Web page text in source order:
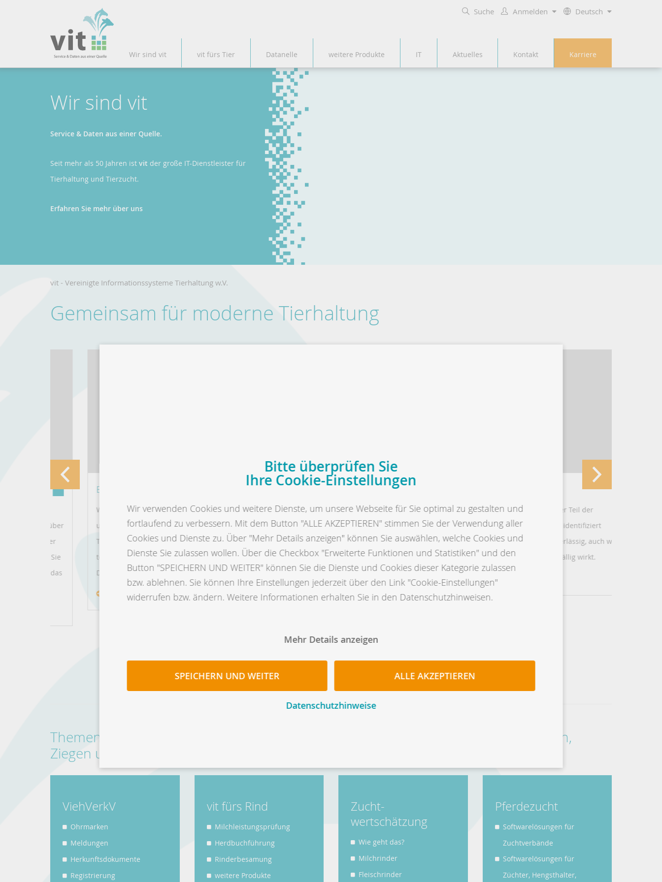
Suche Anmelden Deutsch
Wir sind vit vit fürs Tier Datanelle weitere Produkte IT Aktuelles Kontakt Karriere
Wir sind vit
Service & Daten aus einer Quelle.
Seit mehr als 50 Jahren ist vit der große IT-Dienstleister für
Tierhaltung und Tierzucht.
Erfahren Sie mehr über uns
vit - Vereinigte Informationssysteme Tierhaltung w.V.
Gemeinsam für moderne Tierhaltung
Bewirb Dich jetzt!
Wir sind tierisch innovativ. Digitalisieren ist
unsere Leidenschaft. Wir verbinden
Tierhaltung mit IT. Daran willst auch Du
teilhaben? Dann komm vorbei und bewirb
Dich bei uns!
Mehr erfahren
Ergebnisse der
Zuchtwertschätzung
Hier finden Sie die Ergebnisse der aktuellen
Zuchtwertschätzung.
Mehr erfahren
Der Ketose-Check ist direkter Teil der
Milchleistungsprüfung und identifiziert
Risikotiere schnell und zuverlässig, auch wenn
äußerlich noch alles unauffällig wirkt.
Mehr erfahren
Themen für Halter und Züchter sowie Organisationen von Rindern, Pferden, Schafen,
Ziegen und Schweinen:
ViehVerkV
Ohrmarken
Meldungen
Herkunftsdokumente
Registrierung
vit fürs Rind
Milchleistungsprüfung
Herdbuchführung
Rinderbesamung
weitere Produkte
Zucht­
wertschätzung
Wie geht das?
Milchrinder
Fleischrinder
Pferdezucht
Softwarelösungen für
Zuchtverbände
Softwarelösungen für
Züchter, Hengsthalter,
Bitte überprüfen Sie
Ihre Cookie-Einstellungen
Wir verwenden Cookies und weitere Dienste, um unsere Webseite für Sie optimal zu gestalten und
fortlaufend zu verbessern. Mit dem Button "ALLE AKZEPTIEREN" stimmen Sie der Verwendung aller
Cookies und Dienste zu. Über "Mehr Details anzeigen" können Sie auswählen, welche Cookies und
Dienste Sie zulassen wollen. Über die Checkbox "Erweiterte Funktionen und Statistiken" und den
Button "SPEICHERN UND WEITER" können Sie die Dienste und Cookies dieser Kategorie zulassen
bzw. ablehnen. Sie können Ihre Einstellungen jederzeit über den Link "Cookie-Einstellungen"
widerrufen bzw. ändern. Weitere Informationen erhalten Sie in den Datenschutzhinweisen.
Mehr Details anzeigen
SPEICHERN UND WEITER ALLE AKZEPTIEREN
Datenschutzhinweise